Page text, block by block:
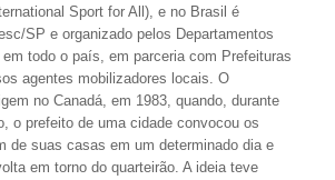
Sport for All), e no Brasil é
SP e organizado pelos Departamentos
todo o país, em parceria com Prefeituras
agentes mobilizadores locais. O
no Canadá, em 1983, quando, durante
o prefeito de uma cidade convocou os
de suas casas em um determinado dia e
em torno do quarteirão. A ideia teve